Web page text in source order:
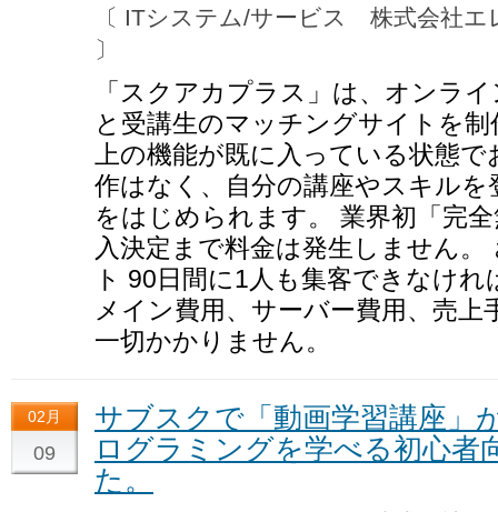
〔 ITシステム/サービス 株式会社
〕
「スクアカプラス」は、オンラ
と受講生のマッチングサイトを
上の機能が既に入っている状態
作はなく、自分の講座やスキル
をはじめられます。 業界初「完
入決定まで料金は発生しません
ト 90日間に1人も集客できなけ
メイン費用、サーバー費用、売
一切かかりません。
02月
09
サブスクで「動画学習講座」
ログラミングを学べる初心者
た。